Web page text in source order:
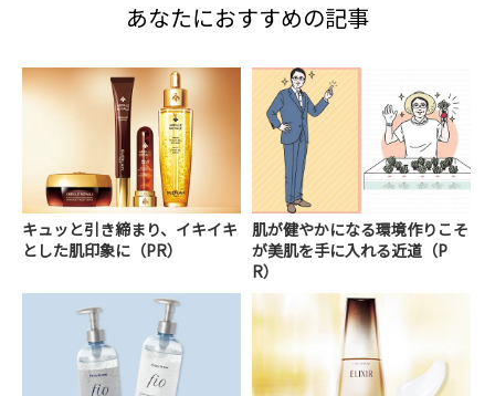
あなたにおすすめの記事
キュッと引き締まり、イキイキ
とした肌印象に（PR）
肌が健やかになる環境作りこそ
が美肌を手に入れる近道（P
R）